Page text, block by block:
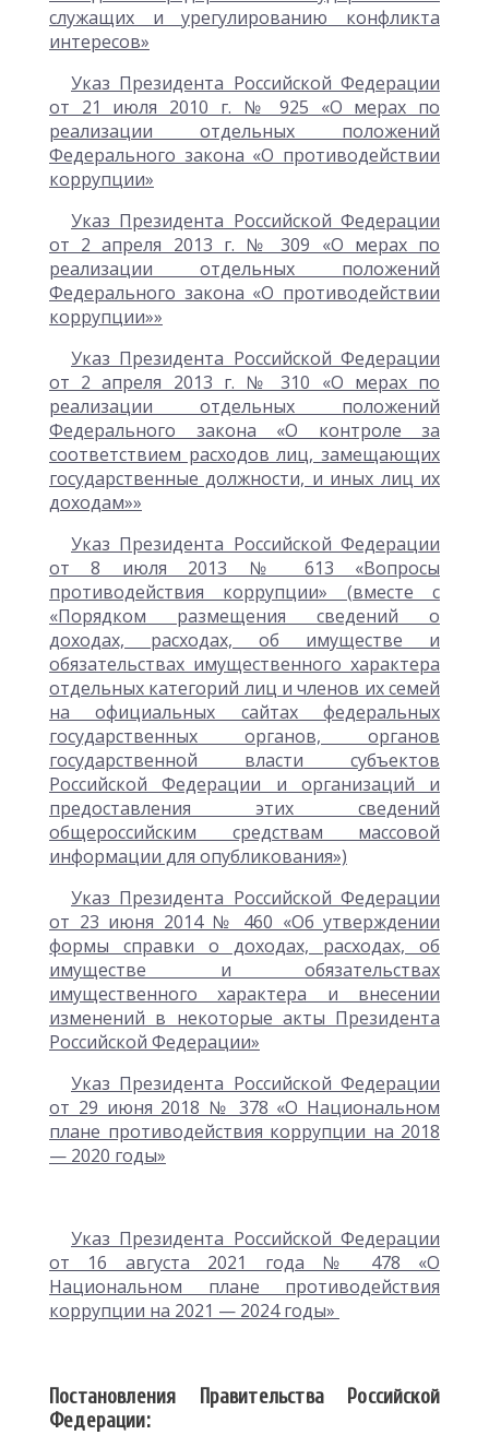
служащих и урегулированию конфликта
интересов»
Указ Президента Российской Федерации
от 21 июля 2010 г. № 925 «О мерах по
реализации отдельных положений
Федерального закона «О противодействии
коррупции»
Указ Президента Российской Федерации
от 2 апреля 2013 г. № 309 «О мерах по
реализации отдельных положений
Федерального закона «О противодействии
коррупции»»
Указ Президента Российской Федерации
от 2 апреля 2013 г. № 310 «О мерах по
реализации отдельных положений
Федерального закона «О контроле за
соответствием расходов лиц, замещающих
государственные должности, и иных лиц их
доходам»»
Указ Президента Российской Федерации
от 8 июля 2013 № 613 «Вопросы
противодействия коррупции» (вместе с
«Порядком размещения сведений о
доходах, расходах, об имуществе и
обязательствах имущественного характера
отдельных категорий лиц и членов их семей
на официальных сайтах федеральных
государственных органов, органов
государственной власти субъектов
Российской Федерации и организаций и
предоставления этих сведений
общероссийским средствам массовой
информации для опубликования»)
Указ Президента Российской Федерации
от 23 июня 2014 № 460 «Об утверждении
формы справки о доходах, расходах, об
имуществе и обязательствах
имущественного характера и внесении
изменений в некоторые акты Президента
Российской Федерации»
Указ Президента Российской Федерации
от 29 июня 2018 № 378 «О Национальном
плане противодействия коррупции на 2018
— 2020 годы»
Указ Президента Российской Федерации
от 16 августа 2021 года № 478 «О
Национальном плане противодействия
коррупции на 2021 — 2024 годы»
Постановления Правительства Российской
Федерации: